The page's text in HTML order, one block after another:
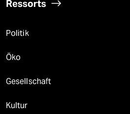
Ressorts
Politik
Öko
Gesellschaft
Kultur